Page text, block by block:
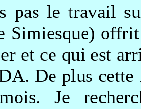
pas le travail
Simiesque)
et ce qui est
De plus
Je